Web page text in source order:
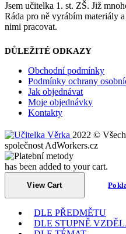
Jsem učitelka 1. st. ZŠ. Již
Ráda pro ně vyrábím materiály
nimi pracovat.
DŮLEŽITÉ ODKAZY
Obchodní podmínky
Podmínky ochrany
Jak objednávat
Moje objednávky
Kontakty
2022 ©
společnost AdWorkers.cz
has been added to your cart.
View Cart
DLE PŘEDMĚTU
DLE STUPNĚ